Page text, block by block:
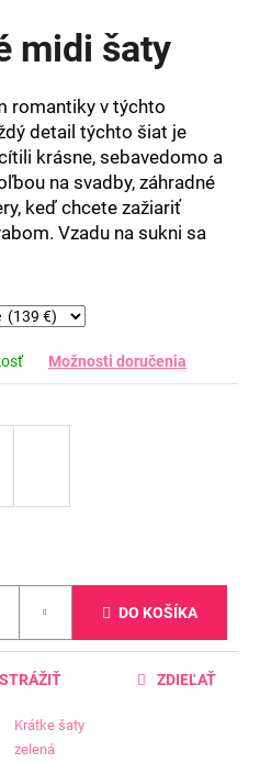
midi šaty
romantiky v týchto
detail týchto šiat je
krásne, sebavedomo a
na svadby, záhradné
keď chcete zažiariť
Vzadu na sukni sa
Možnosti doručenia
DO KOŠÍKA
Krátke šaty
zelená
STRÁŽIŤ ZDIEĽAŤ